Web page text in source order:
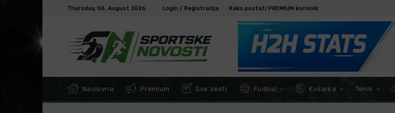
Thursday, 06. August 2026. Login / Registracija Kako postati PREMIUM korisnik
Naslovna Premium Sve Vesti Fudbal Košarka Tenis